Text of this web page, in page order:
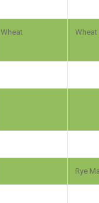
Wheat Wheat
Rye